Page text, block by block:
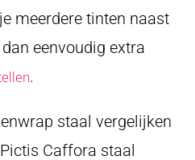
meerdere tinten naast
eenvoudig extra
.
staal vergelijken
Caffora staal